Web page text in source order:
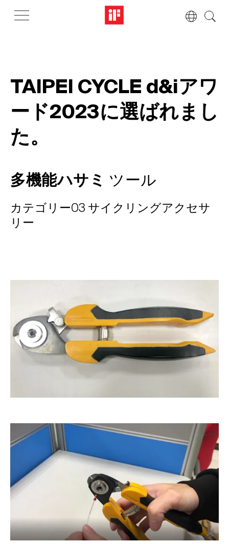
TAIPEI CYCLE d&iアワ
ード2023に選ばれまし
た。
多機能ハサミ ツール
カテゴリー03 サイクリングアクセサ
リー